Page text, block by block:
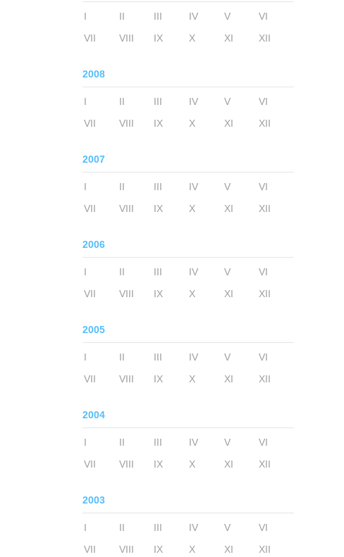
I II III IV V
VI
VII
VIII IX X XI XII
2008
I II III IV V
VI
VII
VIII IX X XI XII
2007
I II III IV V
VI
VII
VIII IX X XI XII
2006
I II III IV V
VI
VII
VIII IX X XI XII
2005
I II III IV V
VI
VII
VIII IX X XI XII
2004
I II III IV V
VI
VII
VIII IX X XI XII
2003
I II III IV V
VI
VII
VIII IX X XI XII